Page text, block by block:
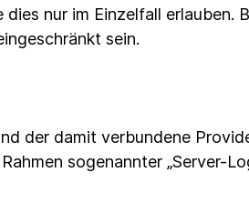
dies nur im Einzelfall
sein.
der damit verbundene
sogenannter „Server-